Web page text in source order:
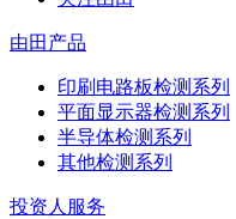
由田产品
印刷电路板检测系列
平面显示器检测系列
半导体检测系列
其他检测系列
投资人服务